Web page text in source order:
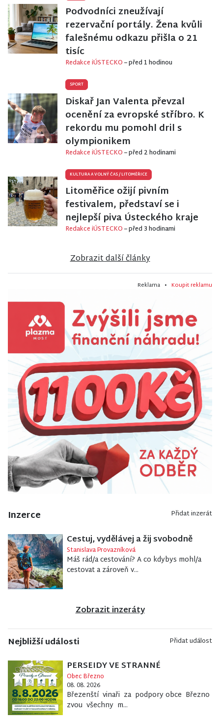
Podvodníci zneužívají
rezervační portály. Žena kvůli
falešnému odkazu přišla o 21
tisíc
Redakce iÚSTECKO– před 1 hodinou
SPORT
Diskař Jan Valenta převzal
ocenění za evropské stříbro. K
rekordu mu pomohl dril s
olympionikem
Redakce iÚSTECKO– před 2 hodinami
KULTURA A VOLNÝ ČAS/LITOMĚŘICE
Litoměřice ožijí pivním
festivalem, představí se i
nejlepší piva Ústeckého kraje
Redakce iÚSTECKO– před 3 hodinami
Zobrazit další články
Reklama • Koupit reklamu
Inzerce Přidat inzerát
Cestuj, vydělávej a žij svobodně
Stanislava Provazníková
Máš rád/a cestování? A co kdybys mohl/a
cestovat a zároveň v...
Zobrazit inzeráty
Nejbližší události Přidat událost
PERSEIDY VE STRANNÉ
Obec Březno
08. 08. 2026
Březenští vinaři za podpory obce Březno
zvou všechny m...